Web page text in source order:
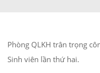
Phòng QLKH trân trọng
Sinh viên lần thứ hai.